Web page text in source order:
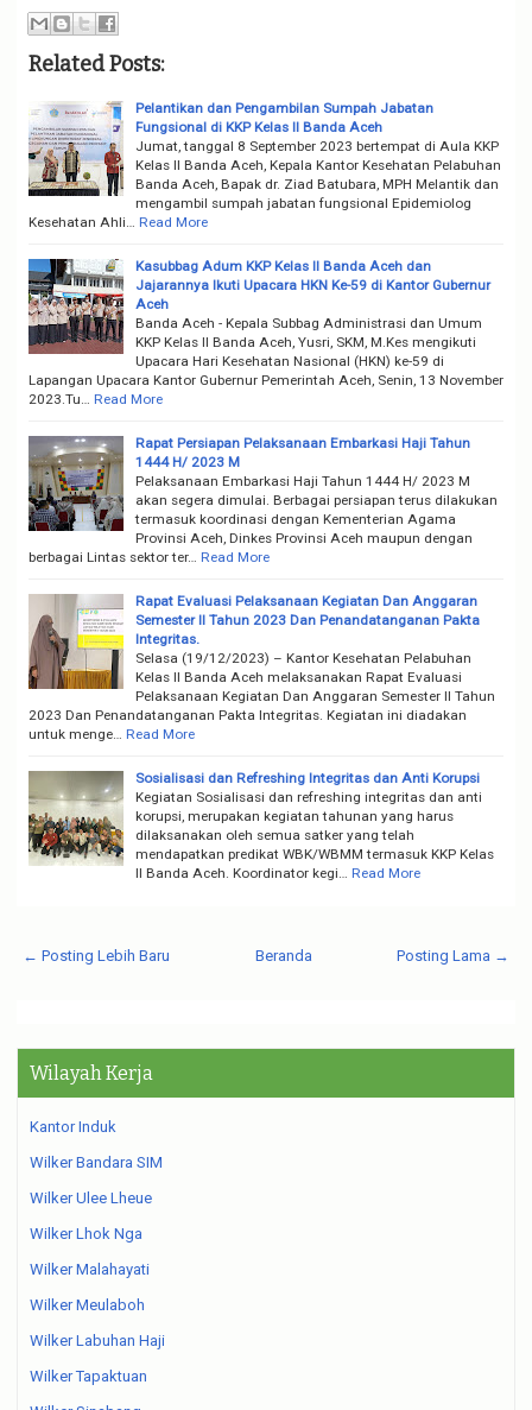
Related Posts:
Pelantikan dan Pengambilan Sumpah Jabatan
Fungsional di KKP Kelas II Banda Aceh
Jumat, tanggal 8 September 2023 bertempat di Aula KKP
Kelas II Banda Aceh, Kepala Kantor Kesehatan Pelabuhan
Banda Aceh, Bapak dr. Ziad Batubara, MPH Melantik dan
mengambil sumpah jabatan fungsional Epidemiolog
Kesehatan Ahli… Read More
Kasubbag Adum KKP Kelas II Banda Aceh dan
Jajarannya Ikuti Upacara HKN Ke-59 di Kantor Gubernur
Aceh
Banda Aceh - Kepala Subbag Administrasi dan Umum
KKP Kelas II Banda Aceh, Yusri, SKM, M.Kes mengikuti
Upacara Hari Kesehatan Nasional (HKN) ke-59 di
Lapangan Upacara Kantor Gubernur Pemerintah Aceh, Senin, 13 November
2023.Tu… Read More
Rapat Persiapan Pelaksanaan Embarkasi Haji Tahun
1444 H/ 2023 M
Pelaksanaan Embarkasi Haji Tahun 1444 H/ 2023 M
akan segera dimulai. Berbagai persiapan terus dilakukan
termasuk koordinasi dengan Kementerian Agama
Provinsi Aceh, Dinkes Provinsi Aceh maupun dengan
berbagai Lintas sektor ter… Read More
Rapat Evaluasi Pelaksanaan Kegiatan Dan Anggaran
Semester II Tahun 2023 Dan Penandatanganan Pakta
Integritas.
Selasa (19/12/2023) – Kantor Kesehatan Pelabuhan
Kelas II Banda Aceh melaksanakan Rapat Evaluasi
Pelaksanaan Kegiatan Dan Anggaran Semester II Tahun
2023 Dan Penandatanganan Pakta Integritas. Kegiatan ini diadakan
untuk menge… Read More
Sosialisasi dan Refreshing Integritas dan Anti Korupsi
Kegiatan Sosialisasi dan refreshing integritas dan anti
korupsi, merupakan kegiatan tahunan yang harus
dilaksanakan oleh semua satker yang telah
mendapatkan predikat WBK/WBMM termasuk KKP Kelas
II Banda Aceh. Koordinator kegi… Read More
← Posting Lebih Baru Posting Lama →
Beranda
Wilayah Kerja
Kantor Induk
Wilker Bandara SIM
Wilker Ulee Lheue
Wilker Lhok Nga
Wilker Malahayati
Wilker Meulaboh
Wilker Labuhan Haji
Wilker Tapaktuan